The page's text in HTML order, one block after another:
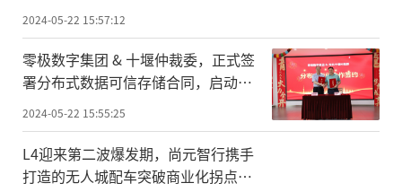
2024-05-22 15:57:12
零极数字集团 & 十堰仲裁委，正式签
署分布式数据可信存储合同，启动合
作！
2024-05-22 15:55:25
L4迎来第二波爆发期，尚元智行携手
打造的无人城配车突破商业化拐点，